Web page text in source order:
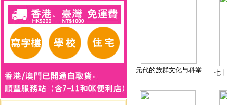
元代的族群文化与科举 七